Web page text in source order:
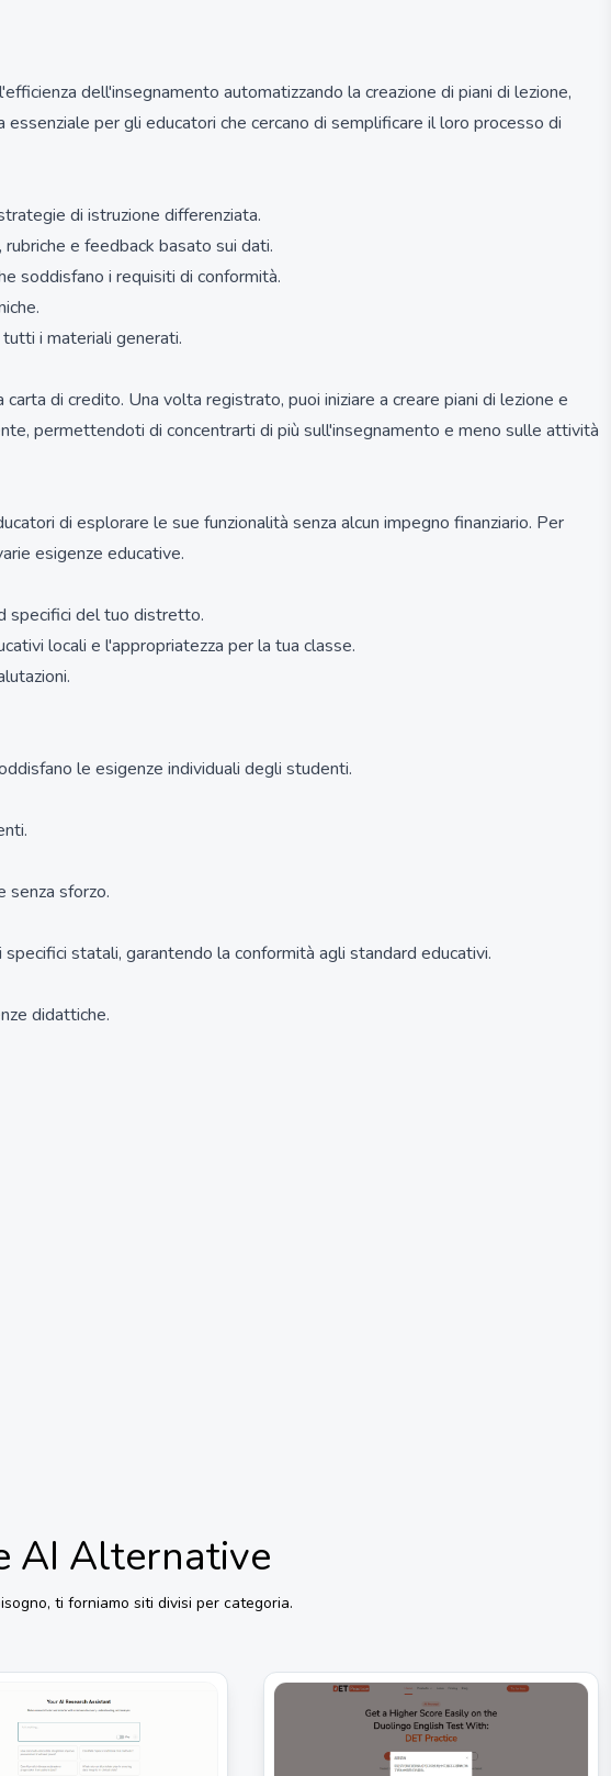
dell'insegnamento automatizzando la creazione di piani di lezione,
per gli educatori che cercano di semplificare il loro processo di
di istruzione differenziata.
e feedback basato sui dati.
soddisfano i requisiti di conformità.
i materiali generati.
di credito. Una volta registrato, puoi iniziare a creare piani di lezione e
permettendoti di concentrarti di più sull'insegnamento e meno sulle attività
di esplorare le sue funzionalità senza alcun impegno finanziario. Per
esigenze educative.
specifici del tuo distretto.
locali e l'appropriatezza per la tua classe.
le esigenze individuali degli studenti.
senza sforzo.
statali, garantendo la conformità agli standard educativi.
didattiche.
AI Alternative
ti forniamo siti divisi per categoria.